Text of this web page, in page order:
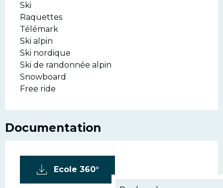
Ski
Raquettes
Télémark
Ski alpin
Ski nordique
Ski de randonnée alpin
Snowboard
Free ride
Documentation
Ecole 360°